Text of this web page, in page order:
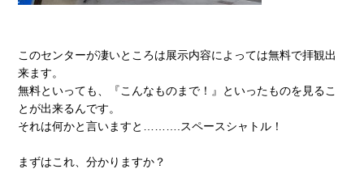
このセンターが凄いところは展示内容によっては無料で拝観出
来ます。
無料といっても、『こんなものまで！』といったものを見るこ
とが出来るんです。
それは何かと言いますと……….スペースシャトル！
まずはこれ、分かりますか？